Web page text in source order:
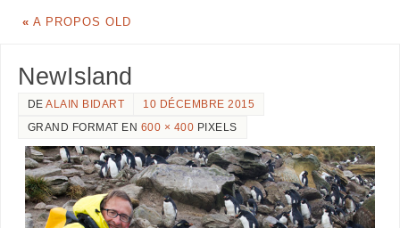
« A PROPOS OLD
NewIsland
DEALAIN BIDART
10 DÉCEMBRE 2015
GRAND FORMAT EN 600 × 400 PIXELS